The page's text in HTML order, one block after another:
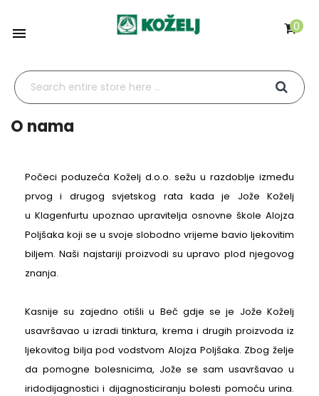
 0
O nama
Počeci poduzeća Koželj d.o.o. sežu u razdoblje između
prvog i drugog svjetskog rata kada je Jože Koželj
u Klagenfurtu upoznao upravitelja osnovne škole Alojza
Poljšaka koji se u svoje slobodno vrijeme bavio ljekovitim
biljem. Naši najstariji proizvodi su upravo plod njegovog
znanja.
Kasnije su zajedno otišli u Beč gdje se je Jože Koželj
usavršavao u izradi tinktura, krema i drugih proizvoda iz
ljekovitog bilja pod vodstvom Alojza Poljšaka. Zbog želje
da pomogne bolesnicima, Jože se sam usavršavao u
iridodijagnostici i dijagnosticiranju bolesti pomoću urina.